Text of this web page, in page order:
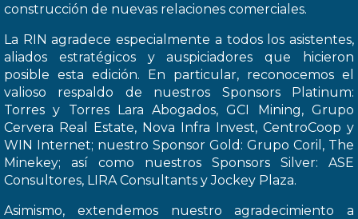
construcción de nuevas relaciones comerciales.
La RIN agradece especialmente a todos los asistentes,
aliados estratégicos y auspiciadores que hicieron
posible esta edición. En particular, reconocemos el
valioso respaldo de nuestros Sponsors Platinum:
Torres y Torres Lara Abogados, GCI Mining, Grupo
Cervera Real Estate, Nova Infra Invest, CentroCoop y
WIN Internet; nuestro Sponsor Gold: Grupo Coril, The
Minekey; así como nuestros Sponsors Silver: ASE
Consultores, LIRA Consultants y Jockey Plaza.
Asimismo, extendemos nuestro agradecimiento a